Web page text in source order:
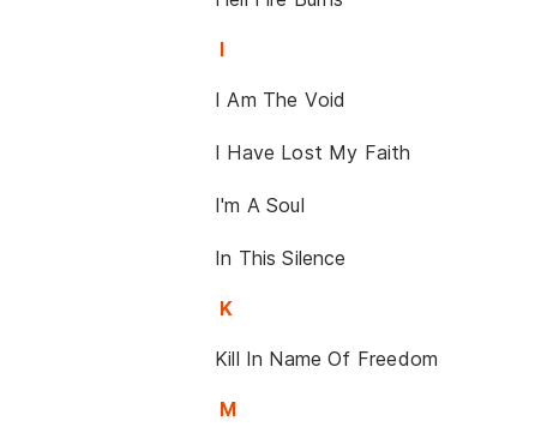
I
I Am The Void
I Have Lost My Faith
I'm A Soul
In This Silence
K
Kill In Name Of Freedom
M